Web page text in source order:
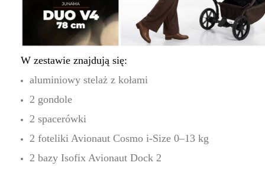
W zestawie znajdują się:
aluminiowy stelaż z kołami
2 gondole
2 spacerówki
2 foteliki Avionaut Cosmo i-Size 0–13 kg
2 bazy Isofix Avionaut Dock 2